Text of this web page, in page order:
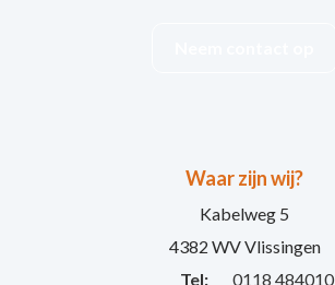
Waar zijn wij?
Kabelweg 5
4382 WV Vlissingen
Tel:
0118 484010